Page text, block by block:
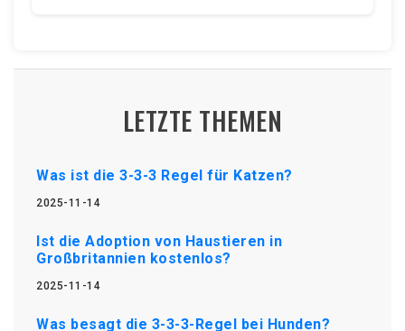
LETZTE THEMEN
Was ist die 3-3-3 Regel für Katzen?
2025-11-14
Ist die Adoption von Haustieren in
Großbritannien kostenlos?
2025-11-14
Was besagt die 3-3-3-Regel bei Hunden?